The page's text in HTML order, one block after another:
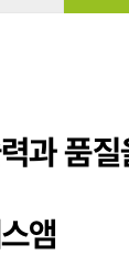
과 품
앰